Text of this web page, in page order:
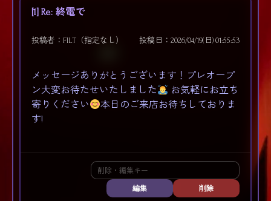
[1] Re: 終電で
投稿者：FILT（指定なし） 投稿日：2026/04/19(日) 01:55:53
メッセージありがとうございます！プレオープ
ン大変お待たせいたしました
お気軽にお立ち
寄りください
本日のご来店お待ちしておりま
す!
編集 削除